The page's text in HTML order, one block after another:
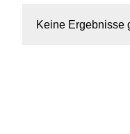
Keine Ergebnisse